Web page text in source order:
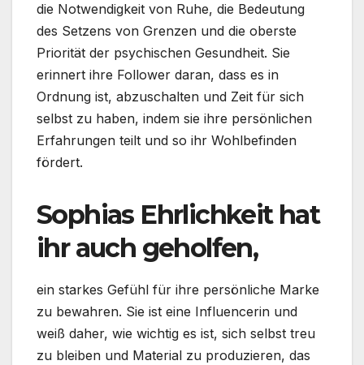
die Notwendigkeit von Ruhe, die Bedeutung
des Setzens von Grenzen und die oberste
Priorität der psychischen Gesundheit. Sie
erinnert ihre Follower daran, dass es in
Ordnung ist, abzuschalten und Zeit für sich
selbst zu haben, indem sie ihre persönlichen
Erfahrungen teilt und so ihr Wohlbefinden
fördert.
Sophias Ehrlichkeit hat
ihr auch geholfen,
ein starkes Gefühl für ihre persönliche Marke
zu bewahren. Sie ist eine Influencerin und
weiß daher, wie wichtig es ist, sich selbst treu
zu bleiben und Material zu produzieren, das